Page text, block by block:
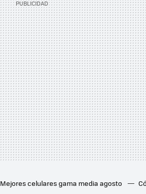
Mejores celulares gama media agosto